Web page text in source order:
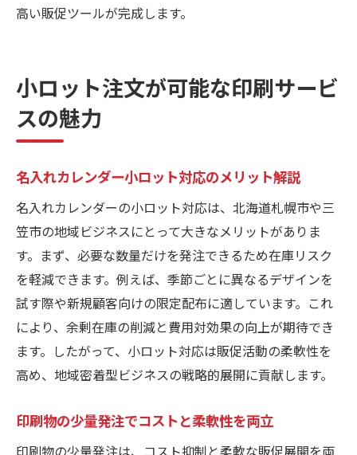
高い販促ツールが完成します。
小ロット注文が可能な印刷サービ
スの魅力
名入れカレンダー小ロット対応のメリット解説
名入れカレンダーの小ロット対応は、北海道札幌市や三
笠市の地域ビジネスにとって大きなメリットがありま
す。まず、必要な数量だけを発注できるため在庫リスク
を軽減できます。例えば、季節ごとに異なるデザインを
試す際や新規顧客向けの限定配布に適しています。これ
により、余剰在庫の削減と費用対効果の向上が期待でき
ます。したがって、小ロット対応は販促活動の柔軟性を
高め、地域密着型ビジネスの戦略的展開に貢献します。
印刷物の少量発注でコストと柔軟性を両立
印刷物の少量発注は、コスト抑制と柔軟な販促展開を両